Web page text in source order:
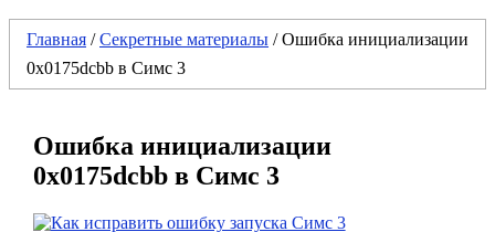
Главная /Секретные материалы /Ошибка инициализации
0х0175dcbb в Симс 3
Ошибка инициализации
0х0175dcbb в Симс 3